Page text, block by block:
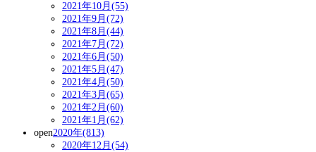
2021年10月(55)
2021年9月(72)
2021年8月(44)
2021年7月(72)
2021年6月(50)
2021年5月(47)
2021年4月(50)
2021年3月(65)
2021年2月(60)
2021年1月(62)
open2020年(813)
2020年12月(54)